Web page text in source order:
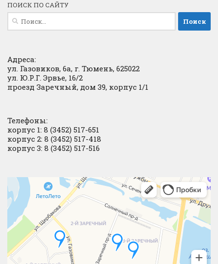
ПОИСК ПО САЙТУ
Найти:
Адреса:
ул. Газовиков, 6а, г. Тюмень, 625022
ул. Ю.Р.Г. Эрвье, 16/2
проезд Заречный, дом 39, корпус 1/1
Телефоны:
корпус 1: 8 (3452) 517-651
корпус 2: 8 (3452) 517-418
корпус 3: 8 (3452) 517-516